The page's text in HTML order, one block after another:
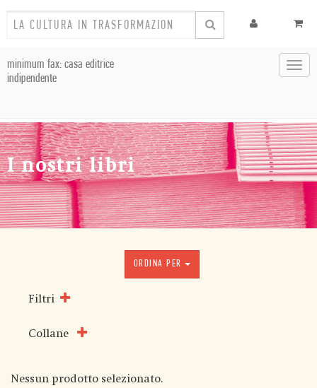
minimum fax: casa editrice
indipendente
I nostri libri
ORDINA PER
Filtri
Collane
Nessun prodotto selezionato.